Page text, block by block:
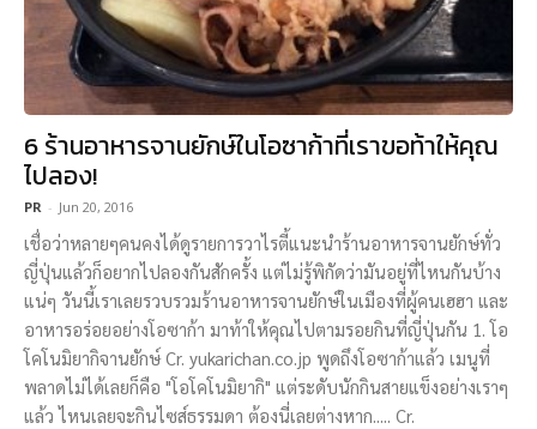
6 ร้านอาหารจานยักษ์ในโอซาก้าที่เราขอท้าให้คุณ
ไปลอง!
PR - Jun 20, 2016
เชื่อว่าหลายๆคนคงได้ดูรายการวาไรตี้แนะนำร้านอาหารจานยักษ์ทั่ว
ญี่ปุ่นแล้วก็อยากไปลองกันสักครั้ง แต่ไม่รู้พิกัดว่ามันอยู่ที่ไหนกันบ้าง
แน่ๆ วันนี้เราเลยรวบรวมร้านอาหารจานยักษ์ในเมืองที่ผู้คนเฮฮา และ
อาหารอร่อยอย่างโอซาก้า มาท้าให้คุณไปตามรอยกินที่ญี่ปุ่นกัน 1. โอ
โคโนมิยากิจานยักษ์ Cr. yukarichan.co.jp พูดถึงโอซาก้าแล้ว เมนูที่
พลาดไม่ได้เลยก็คือ "โอโคโนมิยากิ" แต่ระดับนักกินสายแข็งอย่างเราๆ
แล้ว ไหนเลยจะกินไซส์ธรรมดา ต้องนี่เลยต่างหาก..... Cr.